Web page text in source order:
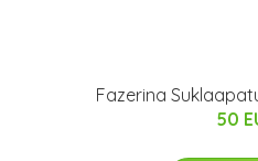
Fazerina
50